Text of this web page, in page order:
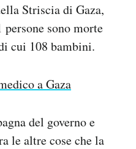
Striscia di Gaza,
sono morte
cui 108 bambini.
a Gaza
del governo e
le altre cose che la